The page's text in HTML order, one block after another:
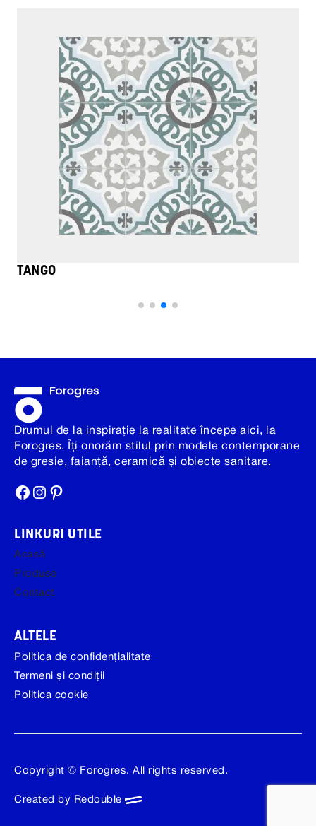
TANGO
Drumul de la inspirație la realitate începe aici, la
Forogres. Îți onorăm stilul prin modele contemporane
de gresie, faianță, ceramică și obiecte sanitare.
Facebook
Instagram
Pinterest
LINKURI UTILE
Acasă
Produse
Contact
ALTELE
Politica de confidențialitate
Termeni și condiții
Politica cookie
Copyright © Forogres. All rights reserved.
Created by Redouble